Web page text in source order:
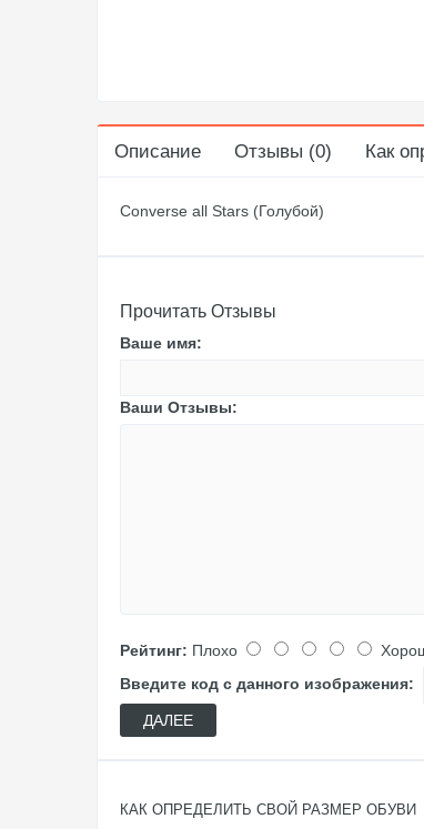
Описание Отзывы (0) Как
Converse all Stars (Голубой)
Прочитать Отзывы
Ваше имя:
Ваши Отзывы:
Рейтинг: Плохо
Введите код с данного изображения:
ДАЛЕЕ
КАК ОПРЕДЕЛИТЬ СВОЙ РАЗМЕР ОБУВИ